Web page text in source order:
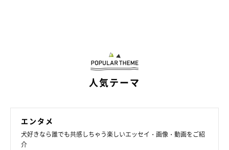
人気テーマ
エンタメ
犬好きなら誰でも共感しちゃう楽しいエッセイ・画像・動画をご紹
介